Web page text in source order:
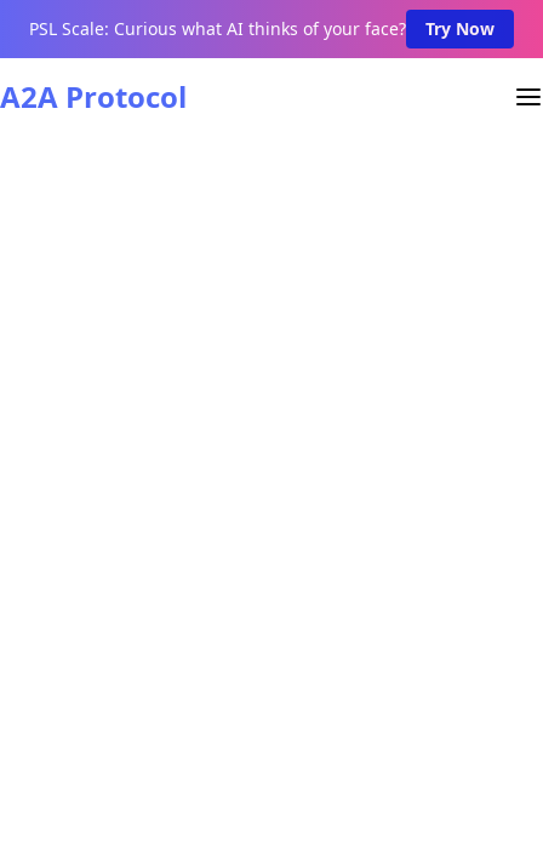
PSL Scale: Curious what AI thinks of your face? Try Now
A2A Protocol